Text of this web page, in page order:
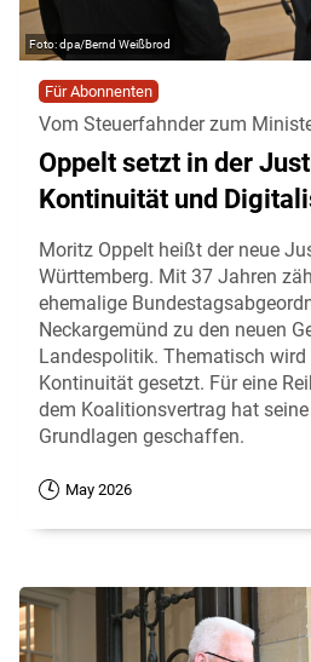
dpa/Bernd Weißbrod
Für Abonnenten
Vom Steuerfahnder zum
Oppelt setzt in der
Kontinuität und
Moritz Oppelt heißt der neue
Württemberg. Mit 37 Jahren
ehemalige
Neckargemünd zu den neuen
Landespolitik. Thematisch
Kontinuität gesetzt. Für eine
dem Koalitionsvertrag hat
Grundlagen geschaffen.
May 2026